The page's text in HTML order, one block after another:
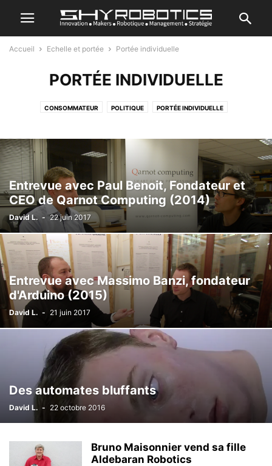
Accueil Echelle et portée Portée individuelle
PORTÉE INDIVIDUELLE
CONSOMMATEUR POLITIQUE PORTÉE INDIVIDUELLE
Entrevue avec Paul Benoit, Fondateur et
CEO de Qarnot Computing (2014)
David L. - 22 juin 2017
Entrevue avec Massimo Banzi, fondateur
d'Arduino (2015)
David L. - 21 juin 2017
Des automates bluffants
David L. - 22 octobre 2016
Bruno Maisonnier vend sa fille
Aldebaran Robotics